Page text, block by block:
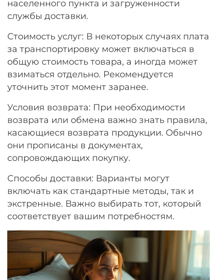
населенного пункта и загруженности
службы доставки.
Стоимость услуг: В некоторых случаях плата
за транспортировку может включаться в
общую стоимость товара, а иногда может
взиматься отдельно. Рекомендуется
уточнить этот момент заранее.
Условия возврата: При необходимости
возврата или обмена важно знать правила,
касающиеся возврата продукции. Обычно
они прописаны в документах,
сопровождающих покупку.
Способы доставки: Варианты могут
включать как стандартные методы, так и
экстренные. Важно выбирать тот, который
соответствует вашим потребностям.